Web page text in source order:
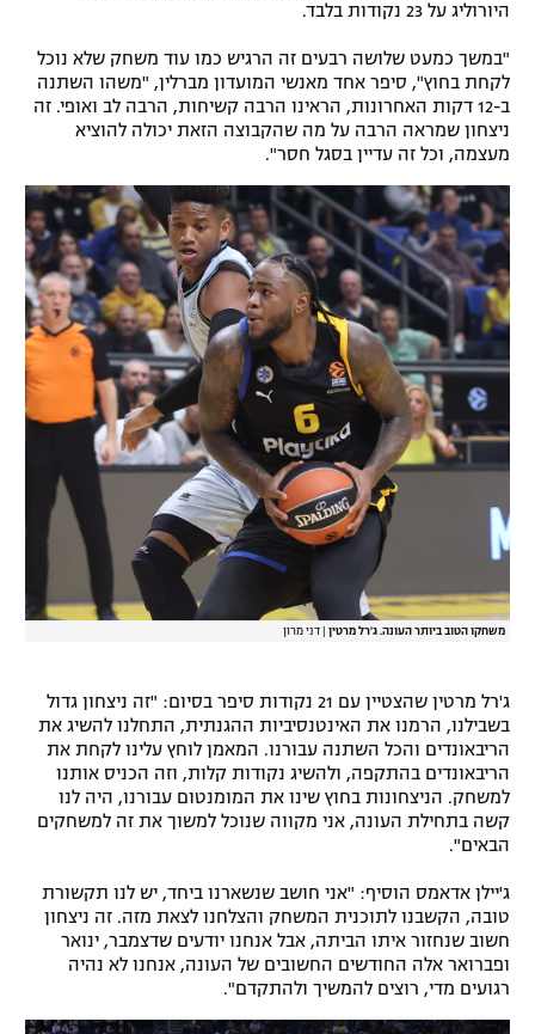
רשיון להקרנה פומבית לבית עסק
הצטרפות לחבילת הערוצים
לוח דרושים – ג'ובנט
תגיות
המגזין
היורוליג על 23 נקודות בלבד.
"במשך כמעט שלושה רבעים זה הרגיש כמו עוד משחק שלא נוכל
לקחת בחוץ", סיפר אחד מאנשי המועדון מברלין, "משהו השתנה
ב-12 דקות האחרונות, הראינו הרבה קשיחות, הרבה לב ואופי. זה
ניצחון שמראה הרבה על מה שהקבוצה הזאת יכולה להוציא
מעצמה, וכל זה עדיין בסגל חסר".
משחקו הטוב ביותר העונה. ג'רל מרטין דני מרון
ג'רל מרטין שהצטיין עם 21 נקודות סיפר בסיום: "זה ניצחון גדול
בשבילנו, הרמנו את האינטנסיביות ההגנתית, התחלנו להשיג את
הריבאונדים והכל השתנה עבורנו. המאמן לוחץ עלינו לקחת את
הריבאונדים בהתקפה, ולהשיג נקודות קלות, וזה הכניס אותנו
למשחק. הניצחונות בחוץ שינו את המומנטום עבורנו, היה לנו
קשה בתחילת העונה, אני מקווה שנוכל למשוך את זה למשחקים
הבאים".
ג'יילן אדאמס הוסיף: "אני חושב שנשארנו ביחד, יש לנו תקשורת
טובה, הקשבנו לתוכנית המשחק והצלחנו לצאת מזה. זה ניצחון
חשוב שנחזור איתו הביתה, אבל אנחנו יודעים שדצמבר, ינואר
ופברואר אלה החודשים החשובים של העונה, אנחנו לא נהיה
רגועים מדי, רוצים להמשיך ולהתקדם".